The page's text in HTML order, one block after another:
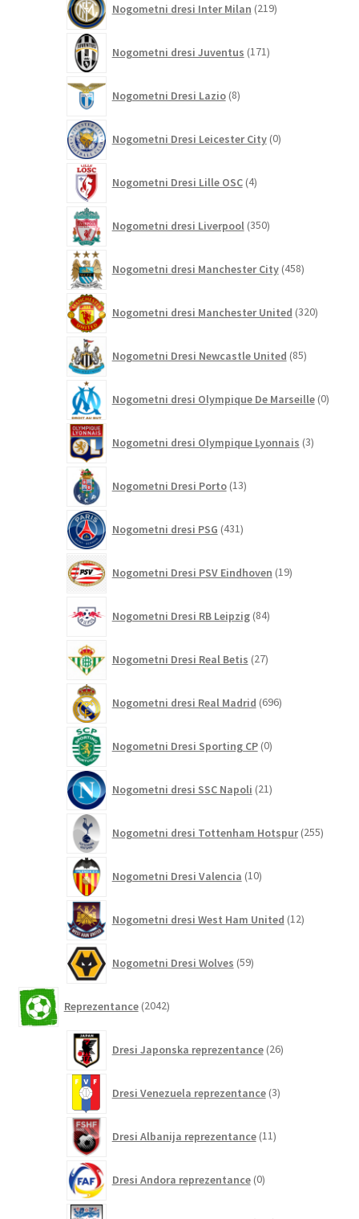
Nogometni dresi Inter Milan 219izdelkov
Nogometni dresi Juventus 171izdelkov
Nogometni Dresi Lazio 8izdelkov
Nogometni Dresi Leicester City 0izdelkov
Nogometni Dresi Lille OSC 4izdelki
Nogometni dresi Liverpool 350izdelkov
Nogometni dresi Manchester City 458izdelkov
Nogometni dresi Manchester United 320izdelkov
Nogometni Dresi Newcastle United 85izdelkov
Nogometni dresi Olympique De Marseille 0
Nogometni dresi Olympique Lyonnais 3izdelki
Nogometni Dresi Porto 13izdelkov
Nogometni dresi PSG 431izdelkov
Nogometni Dresi PSV Eindhoven 19izdelkov
Nogometni Dresi RB Leipzig 84izdelkov
Nogometni Dresi Real Betis 27izdelkov
Nogometni dresi Real Madrid 696izdelkov
Nogometni Dresi Sporting CP 0izdelkov
Nogometni dresi SSC Napoli 21izdelkov
Nogometni dresi Tottenham Hotspur 255
Nogometni Dresi Valencia 10izdelkov
Nogometni dresi West Ham United 12izdelkov
Nogometni Dresi Wolves 59izdelkov
Reprezentance 2042izdelkov
Dresi Japonska reprezentance 26izdelkov
Dresi Venezuela reprezentance 3izdelki
Dresi Albanija reprezentance 11izdelkov
Dresi Andora reprezentance 0izdelkov